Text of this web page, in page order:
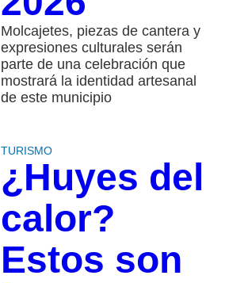
Molcajetes, piezas de cantera y
expresiones culturales serán
parte de una celebración que
mostrará la identidad artesanal
de este municipio
TURISMO
¿Huyes del
calor?
Estos son